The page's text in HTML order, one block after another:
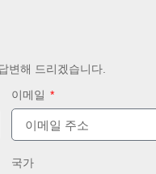
변해 드리겠습니다.
이메일
국가